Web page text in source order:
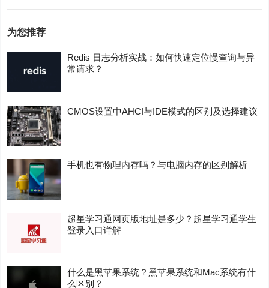
为您推荐
Redis 日志分析实战：如何快速定位慢查询与异
常请求？
CMOS设置中AHCI与IDE模式的区别及选择建议
手机也有物理内存吗？与电脑内存的区别解析
超星学习通网页版地址是多少？超星学习通学生
登录入口详解
什么是黑苹果系统？黑苹果系统和Mac系统有什
么区别？